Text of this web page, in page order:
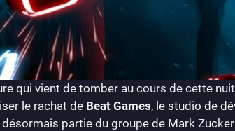
qui vient de tomber au cours de cette
le rachat de Beat Games, le studio de
désormais partie du groupe de Mark